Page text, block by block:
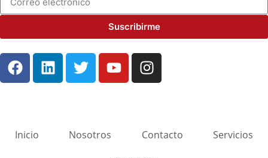
Suscribirme
Inicio Nosotros Contacto Servicios